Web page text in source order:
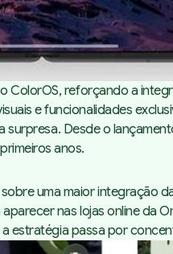
reforçando a
e funcionalidades
Desde o
anos.
uma maior integração
nas lojas online da
estratégia passa por